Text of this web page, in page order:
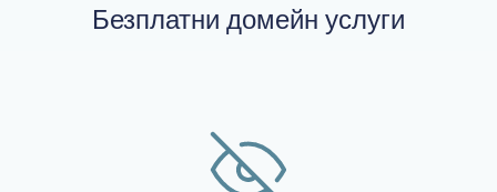
Безплатни домейн услуги